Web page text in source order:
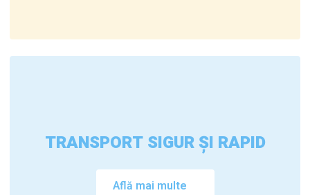
TRANSPORT SIGUR ȘI RAPID
Află mai multe